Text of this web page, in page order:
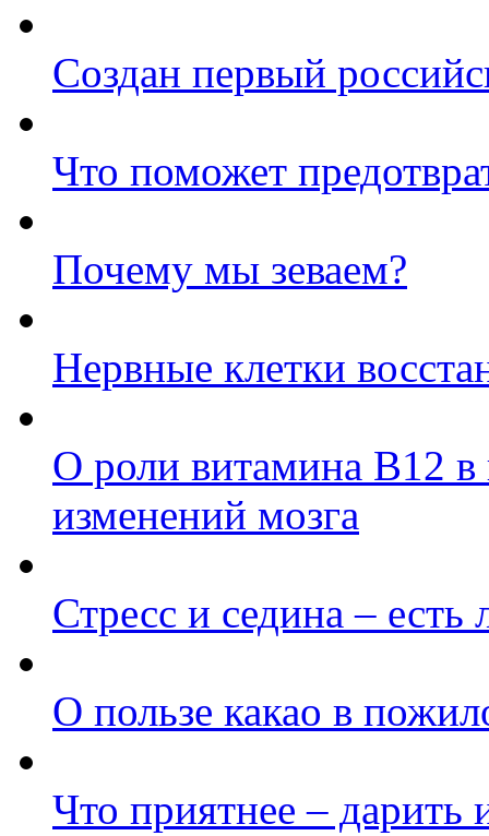
Создан первый
Что поможет
Почему мы зеваем?
Нервные клетки
О роли витамина B12 в
изменений мозга
Стресс и седина – есть
О пользе какао в
Что приятнее – дарить